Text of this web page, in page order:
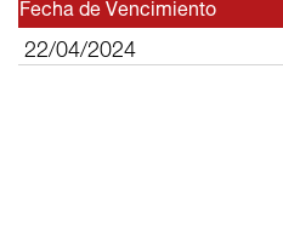
Fecha de Vencimiento
22/04/2024